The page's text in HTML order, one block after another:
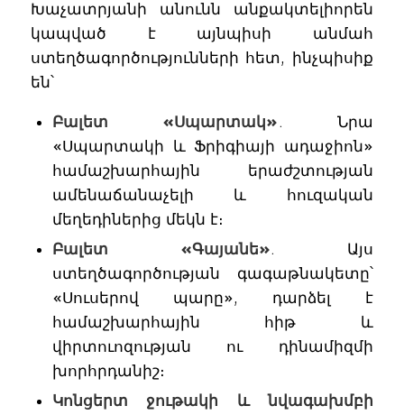
Խաչատրյանի անունն անքակտելիորեն
կապված է այնպիսի անմահ
ստեղծագործությունների հետ, ինչպիսիք
են՝
Բալետ «Սպարտակ». Նրա
«Սպարտակի և Ֆրիգիայի ադաջիոն»
համաշխարհային երաժշտության
ամենաճանաչելի և հուզական
մեղեդիներից մեկն է։
Բալետ «Գայանե». Այս
ստեղծագործության գագաթնակետը՝
«Սուսերով պարը», դարձել է
համաշխարհային հիթ և
վիրտուոզության ու դինամիզմի
խորհրդանիշ։
Կոնցերտ ջութակի և նվագախմբի